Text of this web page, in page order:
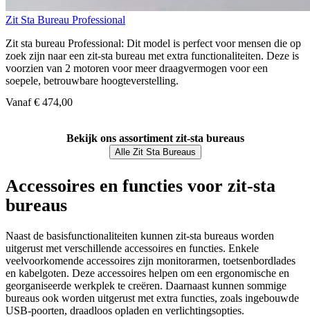
Zit Sta Bureau Professional
Zit sta bureau Professional: Dit model is perfect voor mensen die op
zoek zijn naar een zit-sta bureau met extra functionaliteiten. Deze is
voorzien van 2 motoren voor meer draagvermogen voor een
soepele, betrouwbare hoogteverstelling.
Vanaf € 474,00
Bekijk ons assortiment zit-sta bureaus
Alle Zit Sta Bureaus
Accessoires en functies voor zit-sta
bureaus
Naast de basisfunctionaliteiten kunnen zit-sta bureaus worden
uitgerust met verschillende accessoires en functies. Enkele
veelvoorkomende accessoires zijn monitorarmen, toetsenbordlades
en kabelgoten. Deze accessoires helpen om een ergonomische en
georganiseerde werkplek te creëren. Daarnaast kunnen sommige
bureaus ook worden uitgerust met extra functies, zoals ingebouwde
USB-poorten, draadloos opladen en verlichtingsopties.